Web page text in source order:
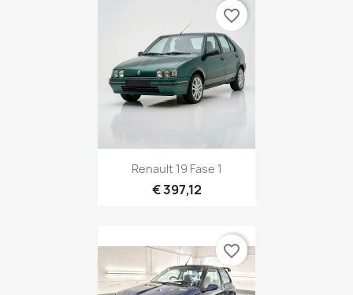
Renault 19 Fase 1
€ 397,12
favorite_border
favorite_border